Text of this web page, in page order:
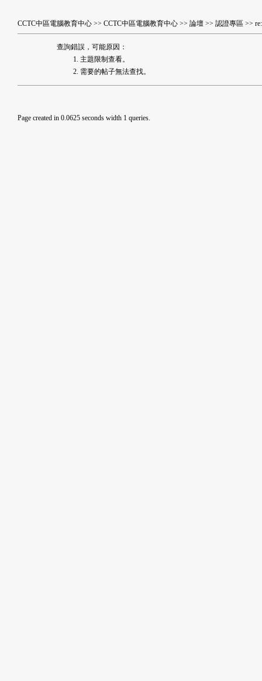
CCTC中區電腦教育中心 >> CCTC中區電腦教育中心 >> 論壇 >> 認證專區 >>
查詢錯誤，可能原因：
主題限制查看。
需要的帖子無法查找。
Page created in 0.0625 seconds width 1 queries.